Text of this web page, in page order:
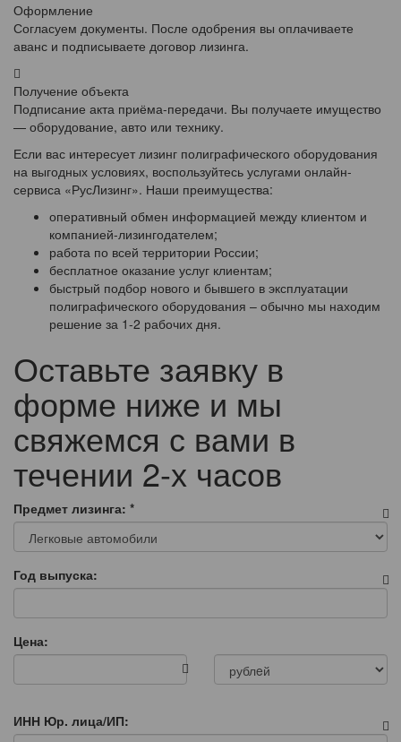
Оформление
Согласуем документы. После одобрения вы оплачиваете
аванс и подписываете договор лизинга.
Получение объекта
Подписание акта приёма-передачи. Вы получаете имущество
— оборудование, авто или технику.
Если вас интересует лизинг полиграфического оборудования
на выгодных условиях, воспользуйтесь услугами онлайн-
сервиса «РусЛизинг». Наши преимущества:
оперативный обмен информацией между клиентом и
компанией-лизингодателем;
работа по всей территории России;
бесплатное оказание услуг клиентам;
быстрый подбор нового и бывшего в эксплуатации
полиграфического оборудования – обычно мы находим
решение за 1-2 рабочих дня.
Оставьте заявку в
форме ниже и мы
свяжемся с вами в
течении 2-х часов
Предмет лизинга: *
Год выпуска:
Цена:
ИНН Юр. лица/ИП: